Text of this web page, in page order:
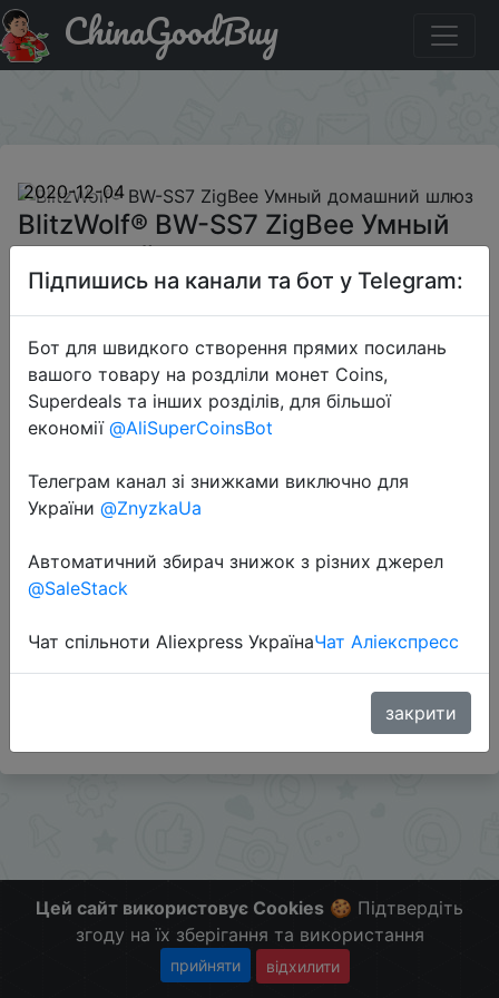
Купити по знижці BGBWSS7L BlitzWolf® BW-SS7 ZigBee
Умный домашний шлюз
ChinaGoodBuy
2020-12-04
BlitzWolf® BW-SS7 ZigBee Умный
домашний шлюз
$13.99
Промокод:"BGBWSS7L"
Слідкуйте за знижками на мобільному, в телеграм
Цей сайт використовує Cookies 🍪 Підтвердіть
згоду на їх зберігання та використання
прийняти відхилити
Підпишись на канали та бот у Telegram:
Бот для швидкого створення прямих посилань
вашого товару на роздліли монет Coins,
Superdeals та інших розділів, для більшої
економії @AliSuperCoinsBot
Телеграм канал зі знижками виключно для
України @ZnyzkaUa
Автоматичний збирач знижок з різних джерел
@SaleStack
Чат спільноти Aliexpress УкраїнаЧат Аліекспресс
закрити